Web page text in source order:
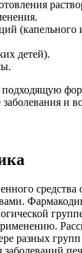
(капельного
детей).
подходящую
и
средства
разных